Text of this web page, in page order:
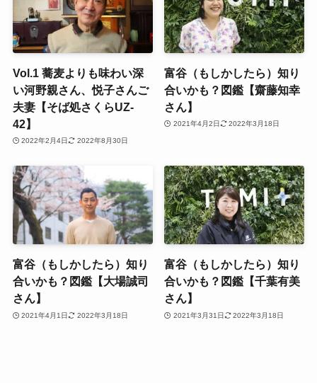
Vol.1 蕎麦よりも味わい深
い河野親さん、悦子さんご
夫妻【そば処さくらUZ-
42】
2022年2月4日 2022年8月30日
富谷（もしかしたら）知り
合いかも？図鑑【齋藤知幸
さん】
2021年4月2日 2022年3月18日
富谷（もしかしたら）知り
合いかも？図鑑【大場誠司
さん】
2021年4月1日 2022年3月18日
富谷（もしかしたら）知り
合いかも？図鑑【千葉有美
さん】
2021年3月31日 2022年3月18日